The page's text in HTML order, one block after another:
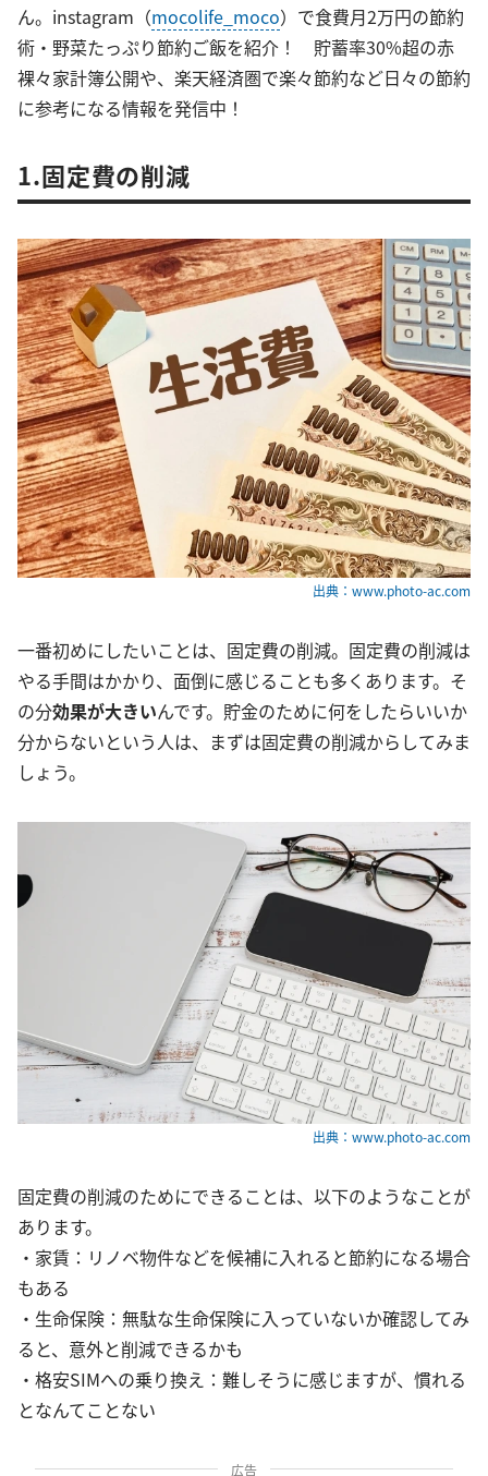
ん。instagram（mocolife_moco）で食費月2万円の節約
術・野菜たっぷり節約ご飯を紹介！ 貯蓄率30%超の赤
裸々家計簿公開や、楽天経済圏で楽々節約など日々の節約
に参考になる情報を発信中！
1.固定費の削減
出典：www.photo-ac.com
一番初めにしたいことは、固定費の削減。固定費の削減は
やる手間はかかり、面倒に感じることも多くあります。そ
の分効果が大きいんです。貯金のために何をしたらいいか
分からないという人は、まずは固定費の削減からしてみま
しょう。
出典：www.photo-ac.com
固定費の削減のためにできることは、以下のようなことが
あります。
・家賃：リノベ物件などを候補に入れると節約になる場合
もある
・生命保険：無駄な生命保険に入っていないか確認してみ
ると、意外と削減できるかも
・格安SIMへの乗り換え：難しそうに感じますが、慣れる
となんてことない
広告